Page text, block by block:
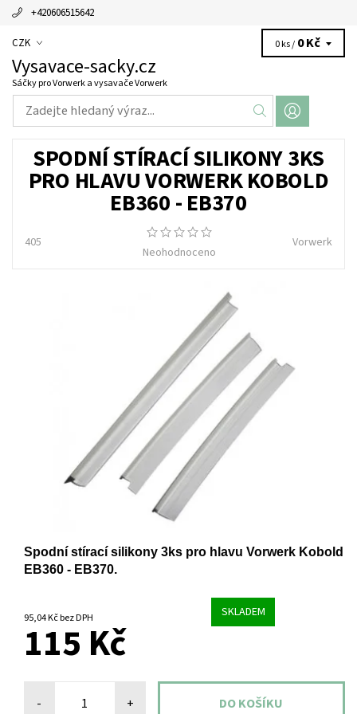
+420606515642
CZK
Vysavace-sacky.cz
Sáčky pro Vorwerk a vysavače Vorwerk
0 ks / 0 Kč
SPODNÍ STÍRACÍ SILIKONY 3KS
PRO HLAVU VORWERK KOBOLD
EB360 - EB370
405
Neohodnoceno
Vorwerk
Spodní stírací silikony 3ks pro hlavu Vorwerk Kobold
EB360 - EB370.
95,04 Kč bez DPH SKLADEM
115 Kč
- +